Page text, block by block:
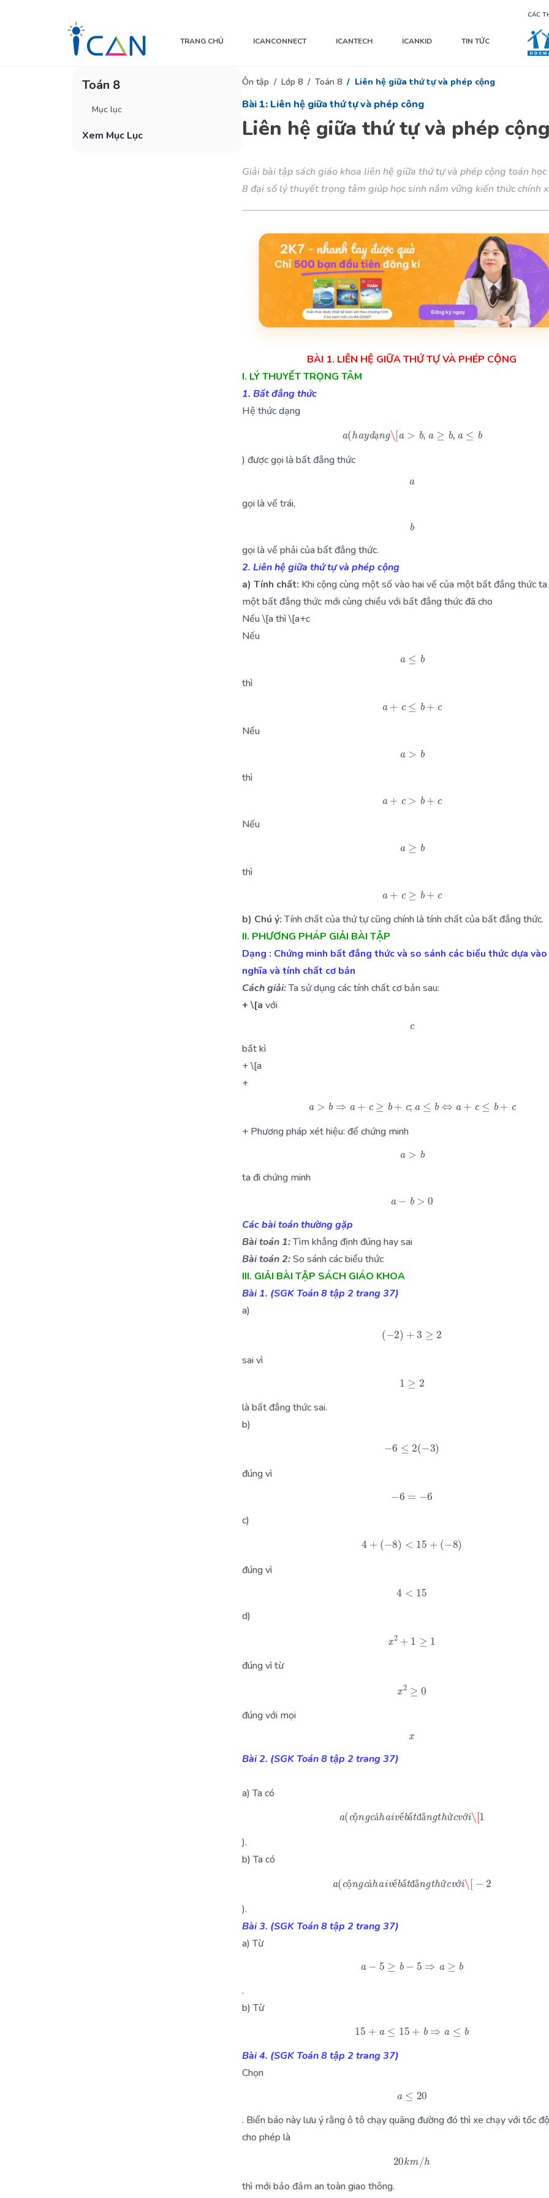
TRANG CHỦ ICANCONNECT ICANTECH ICANKID TIN TỨC
CÁC
Toán 8
Mục lục
Xem Mục Lục
Ôn tập Lớp 8 Toán 8 Liên hệ giữa thứ tự và phép cộng
Bài 1: Liên hệ giữa thứ tự và phép công
Liên hệ giữa thứ tự và phép
Giải bài tập sách giáo khoa liên hệ giữa thứ tự và phép cộng toán
8 đại số lý thuyết trọng tâm giúp học sinh nắm vững kiến thức chính
BÀI 1. LIÊN HỆ GIỮA THỨ TỰ VÀ PHÉP CỘNG
I. LÝ THUYẾT TRỌNG TÂM
1. Bất đẳng thức
Hệ thức dạng
ạ
a(haydạng\[a >b ,a≥ b, a≤b
) được gọi là bất đẳng thức
gọi là vế trái,
b
gọi là vế phải của bất đẳng thức.
2. Liên hệ giữa thứ tự và phép cộng
a) Tính chất: Khi cộng cùng một số vào hai vế của một bất đẳng thức
một bất đẳng thức mới cùng chiều với bất đẳng thức đã cho
Nếu \[a thì \[a+c
Nếu
≤
thì
a c ≤ b+ c
Nếu
>
thì
a > c
Nếu
a ≥ b
thì
a ≥ c
b) Chú ý:Tính chất của thứ tự cũng chính là tính chất của bất đẳng thức.
II. PHƯƠNG PHÁP GIẢI BÀI TẬP
Dạng : Chứng minh bất đẳng thức và so sánh các biểu thức dựa
nghĩa và tính chất cơ bản
Cách giải:Ta sử dụng các tính chất cơ bản sau:
+ \[a với
bất kì
+ \[a
+
a > ⇒ a + c≥ b + c;a≤b ⇔a +c ≤ b +c
+ Phương pháp xét hiệu: để chứng minh
>
ta đi chứng minh
a b >
Các bài toán thường gặp
Bài toán 1:Tìm khẳng định đúng hay sai
Bài toán 2:So sánh các biểu thức
III. GIẢI BÀI TẬP SÁCH GIÁO KHOA
Bài 1. (SGK Toán 8 tập 2 trang 37)
a)
−2 + 3 ≥2
sai vì
≥
là bất đẳng thức sai.
b)
−6 ≤ 2(− 3)
đúng vì
c)
4 + −8 <15+ ( −8
đúng vì
15
d)
x + 1 ≥1
đúng vì từ
x 2≥ 0
đúng với mọi
Bài 2. (SGK Toán 8 tập 2 trang 37)
a) Ta có
ộ ả ế ấ đẳ ứ ớ
cộngcảhaivếbấtđẳngthứcv ới\[
).
b) Ta có
ộ ả ế ấ đẳ ứ ớ
(cộngcảhaivếbấtđẳngthứcvớ −
).
Bài 3. (SGK Toán 8 tập 2 trang 37)
a) Từ
5≥ a b
.
b) Từ
15 + a≤ 15 + b ⇒ ≤ b
Bài 4. (SGK Toán 8 tập 2 trang 37)
Chọn
≤20
. Biển báo này lưu ý rằng ô tô chạy quãng đường đó thì xe chạy với tốc
cho phép là
20km/h
thì mới bảo đảm an toàn giao thông.